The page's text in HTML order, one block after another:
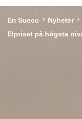
En Sueco Nyheter
Elpriset på högsta